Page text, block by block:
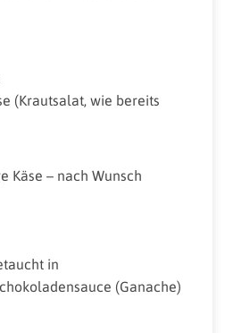
(Krautsalat, wie bereits
Käse – nach Wunsch
in
(Ganache)